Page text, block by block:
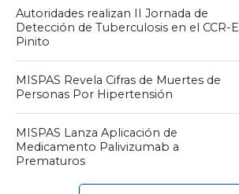
Autoridades realizan II Jornada de
Detección de Tuberculosis en el CCR-El
Pinito
MISPAS Revela Cifras de Muertes de
Personas Por Hipertensión
MISPAS Lanza Aplicación de
Medicamento Palivizumab a
Prematuros